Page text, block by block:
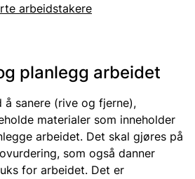
arbeidstakere
planlegg arbeidet
å sanere (rive og fjerne),
materialer som inneholder
arbeidet. Det skal gjøres på
som også danner
for arbeidet. Det er